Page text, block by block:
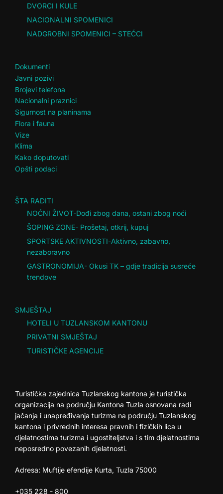
DVORCI I KULE
NACIONALNI SPOMENICI
NADGROBNI SPOMENICI – STEĆCI
Dokumenti
Javni pozivi
Brojevi telefona
Nacionalni praznici
Sigurnost na planinama
Flora i fauna
Vize
Klima
Kako doputovati
Opšti podaci
ŠTA RADITI
NOĆNI ŽIVOT-Dođi zbog dana, ostani zbog noći
ŠOPING ZONE- Prošetaj, otkrij, kupuj
SPORTSKE AKTIVNOSTI-Aktivno, zabavno,
nezaboravno
GASTRONOMIJA- Okusi TK – gdje tradicija susreće
trendove
SMJEŠTAJ
HOTELI U TUZLANSKOM KANTONU
PRIVATNI SMJEŠTAJ
TURISTIČKE AGENCIJE
Turistička zajednica Tuzlanskog kantona je turistička
organizacija na području Kantona Tuzla osnovana radi
jačanja i unapređivanja turizma na području Tuzlanskog
kantona i privrednih interesa pravnih i fizičkih lica u
djelatnostima turizma i ugostiteljstva i s tim djelatnostima
neposredno povezanih djelatnosti.
Adresa: Muftije efendije Kurta, Tuzla 75000
+035 228 - 800